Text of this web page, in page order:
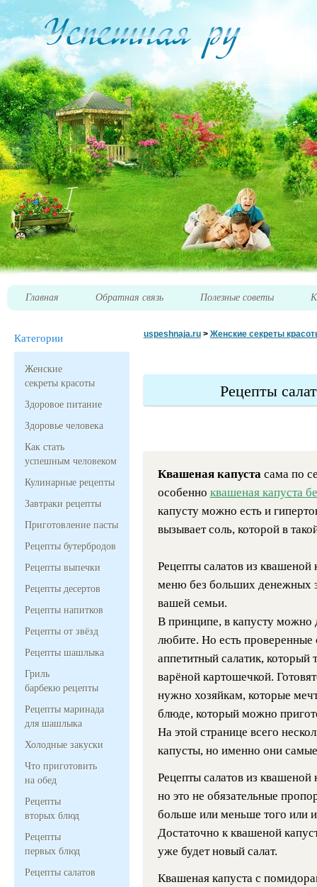
Главная Обратная связь Полезные советы
Категории
Женские
секреты красоты
Здоровое питание
Здоровье человека
Как стать
успешным человеком
Кулинарные рецепты
Завтраки рецепты
Приготовление пасты
Рецепты бутербродов
Рецепты выпечки
Рецепты десертов
Рецепты напитков
Рецепты от звёзд
Рецепты шашлыка
Гриль
барбекю рецепты
Рецепты маринада
для шашлыка
Холодные закуски
Что приготовить
на обед
Рецепты
вторых блюд
Рецепты
первых блюд
Рецепты салатов
uspeshnaja.ru> Женские секреты
Рецепты
Квашеная капуста сама по
особенно квашеная капуста
капусту можно есть и
вызывает соль, которой в
Рецепты салатов из квашеной
меню без больших денежных
вашей семьи.
В принципе, в капусту
любите. Но есть проверенные
аппетитный салатик, который
варёной картошечкой.
нужно хозяйкам, которые
блюде, который можно
На этой странице всего
капусты, но именно они
Рецепты салатов из
но это не обязательные
больше или меньше того или
Достаточно к квашеной
уже будет новый салат.
Квашеная капуста с